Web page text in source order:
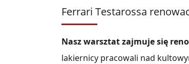
Ferrari Testarossa
Nasz warsztat zajmuje się
lakiernicy pracowali nad